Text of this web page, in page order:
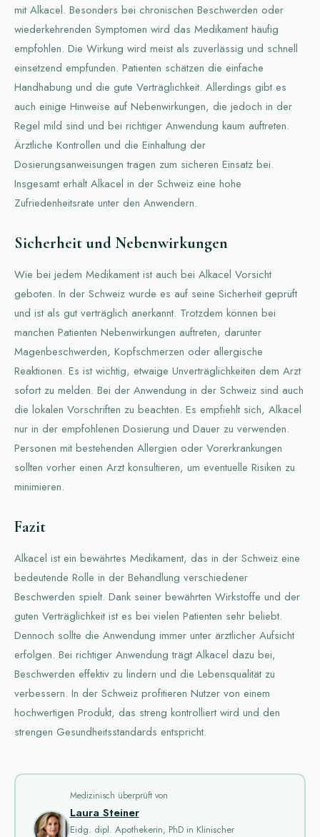
mit Alkacel. Besonders bei chronischen Beschwerden oder
wiederkehrenden Symptomen wird das Medikament häufig
empfohlen. Die Wirkung wird meist als zuverlässig und schnell
einsetzend empfunden. Patienten schätzen die einfache
Handhabung und die gute Verträglichkeit. Allerdings gibt es
auch einige Hinweise auf Nebenwirkungen, die jedoch in der
Regel mild sind und bei richtiger Anwendung kaum auftreten.
Ärztliche Kontrollen und die Einhaltung der
Dosierungsanweisungen tragen zum sicheren Einsatz bei.
Insgesamt erhält Alkacel in der Schweiz eine hohe
Zufriedenheitsrate unter den Anwendern.
Sicherheit und Nebenwirkungen
Wie bei jedem Medikament ist auch bei Alkacel Vorsicht
geboten. In der Schweiz wurde es auf seine Sicherheit geprüft
und ist als gut verträglich anerkannt. Trotzdem können bei
manchen Patienten Nebenwirkungen auftreten, darunter
Magenbeschwerden, Kopfschmerzen oder allergische
Reaktionen. Es ist wichtig, etwaige Unverträglichkeiten dem Arzt
sofort zu melden. Bei der Anwendung in der Schweiz sind auch
die lokalen Vorschriften zu beachten. Es empfiehlt sich, Alkacel
nur in der empfohlenen Dosierung und Dauer zu verwenden.
Personen mit bestehenden Allergien oder Vorerkrankungen
sollten vorher einen Arzt konsultieren, um eventuelle Risiken zu
minimieren.
Fazit
Alkacel ist ein bewährtes Medikament, das in der Schweiz eine
bedeutende Rolle in der Behandlung verschiedener
Beschwerden spielt. Dank seiner bewährten Wirkstoffe und der
guten Verträglichkeit ist es bei vielen Patienten sehr beliebt.
Dennoch sollte die Anwendung immer unter ärztlicher Aufsicht
erfolgen. Bei richtiger Anwendung trägt Alkacel dazu bei,
Beschwerden effektiv zu lindern und die Lebensqualität zu
verbessern. In der Schweiz profitieren Nutzer von einem
hochwertigen Produkt, das streng kontrolliert wird und den
strengen Gesundheitsstandards entspricht.
Medizinisch überprüft von
Laura Steiner
Eidg. dipl. Apothekerin, PhD in Klinischer